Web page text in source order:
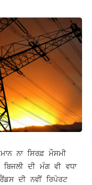
ਨਾ ਸਿਰਫ਼ ਮੌਸਮੀ
ਦੀ ਮੰਗ ਵੀ ਵਧਾ
ਦੀ ਨਵੀਂ ਰਿਪੋਰਟ